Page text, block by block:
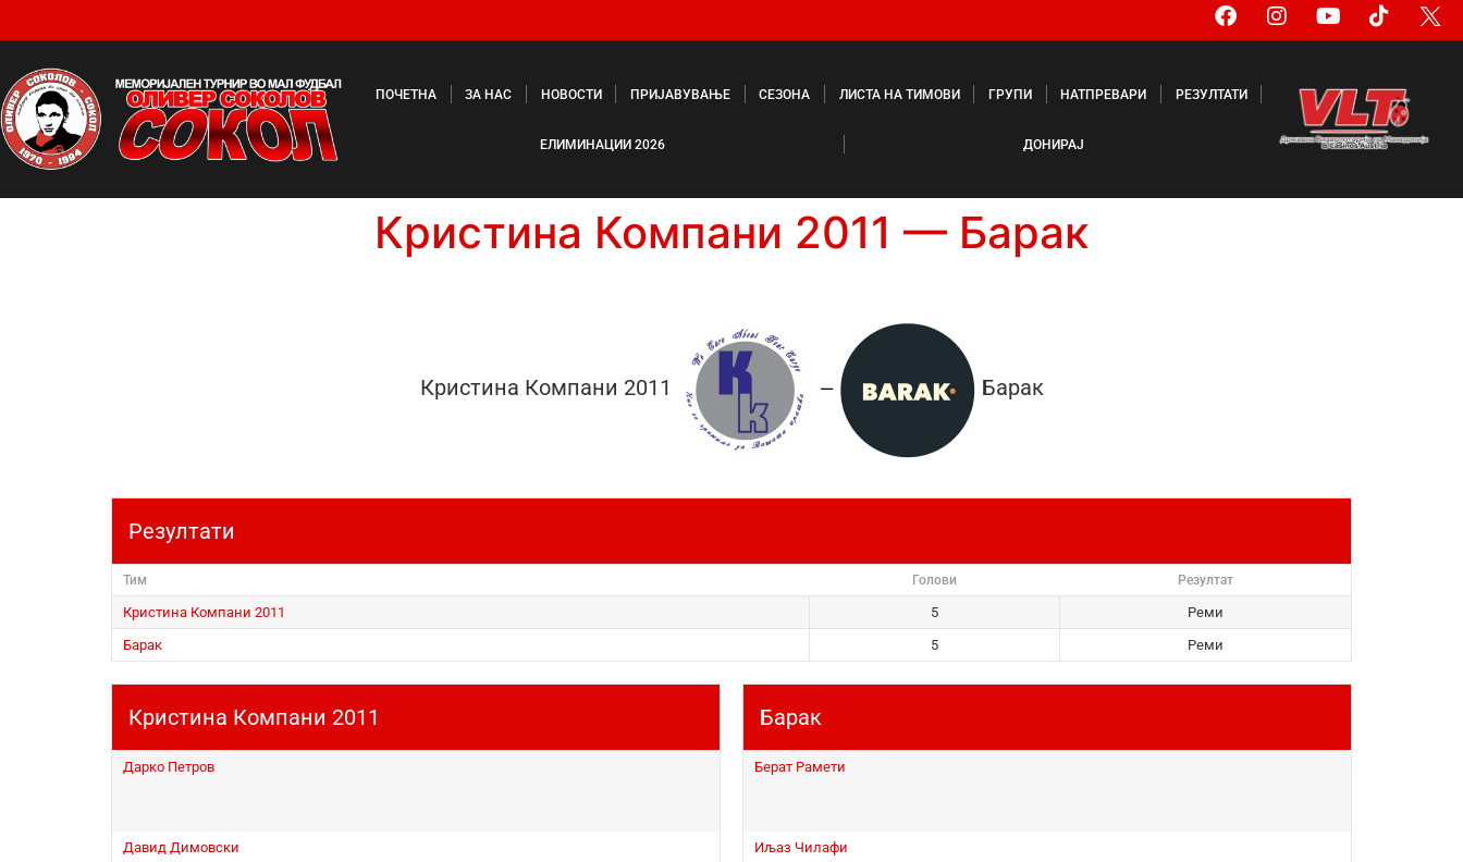
ПОЧЕТНА ЗА НАС НОВОСТИ ПРИЈАВУВАЊЕ СЕЗОНА ЛИСТА НА ТИМОВИ ГРУПИ НАТПРЕВАРИ РЕЗУЛТАТИ
ЕЛИМИНАЦИИ 2026 ДОНИРАЈ
Кристина Компани 2011 — Барак
Кристина Компани 2011 — Барак
Резултати
Тим Голови Резултат
Кристина Компани 2011 5
Реми
Барак
5 Реми
Кристина Компани 2011
Дарко Петров
Давид Димовски
Барак
Берат Рамети
Иљаз Чилафи